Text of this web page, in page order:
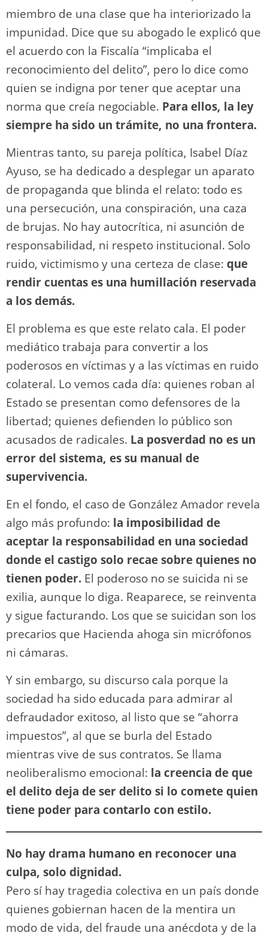
miembro de una clase que ha interiorizado la
impunidad. Dice que su abogado le explicó que
el acuerdo con la Fiscalía “implicaba el
reconocimiento del delito”, pero lo dice como
quien se indigna por tener que aceptar una
norma que creía negociable. Para ellos, la ley
siempre ha sido un trámite, no una frontera.
Mientras tanto, su pareja política, Isabel Díaz
Ayuso, se ha dedicado a desplegar un aparato
de propaganda que blinda el relato: todo es
una persecución, una conspiración, una caza
de brujas. No hay autocrítica, ni asunción de
responsabilidad, ni respeto institucional. Solo
ruido, victimismo y una certeza de clase: que
rendir cuentas es una humillación reservada
a los demás.
El problema es que este relato cala. El poder
mediático trabaja para convertir a los
poderosos en víctimas y a las víctimas en ruido
colateral. Lo vemos cada día: quienes roban al
Estado se presentan como defensores de la
libertad; quienes defienden lo público son
acusados de radicales. La posverdad no es un
error del sistema, es su manual de
supervivencia.
En el fondo, el caso de González Amador revela
algo más profundo: la imposibilidad de
aceptar la responsabilidad en una sociedad
donde el castigo solo recae sobre quienes no
tienen poder. El poderoso no se suicida ni se
exilia, aunque lo diga. Reaparece, se reinventa
y sigue facturando. Los que se suicidan son los
precarios que Hacienda ahoga sin micrófonos
ni cámaras.
Y sin embargo, su discurso cala porque la
sociedad ha sido educada para admirar al
defraudador exitoso, al listo que se “ahorra
impuestos”, al que se burla del Estado
mientras vive de sus contratos. Se llama
neoliberalismo emocional: la creencia de que
el delito deja de ser delito si lo comete quien
tiene poder para contarlo con estilo.
No hay drama humano en reconocer una
culpa, solo dignidad.
Pero sí hay tragedia colectiva en un país donde
quienes gobiernan hacen de la mentira un
modo de vida, del fraude una anécdota y de la